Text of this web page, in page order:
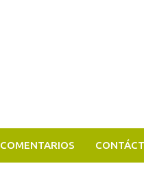
COMENTARIOS